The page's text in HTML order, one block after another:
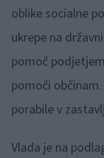
oblike socialne
ukrepe na
pomoč
pomoči
porabile v
Vlada je na